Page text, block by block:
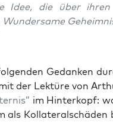
Idee, die über
Gedan­ken
der Lek­tü­re von
im Hin­ter­kopf:
als